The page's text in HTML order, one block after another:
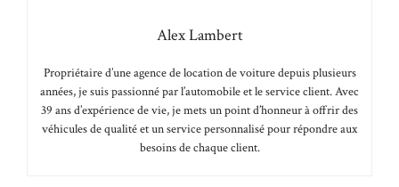
Alex Lambert
Propriétaire d’une agence de location de voiture depuis plusieurs
années, je suis passionné par l’automobile et le service client. Avec
39 ans d’expérience de vie, je mets un point d’honneur à offrir des
véhicules de qualité et un service personnalisé pour répondre aux
besoins de chaque client.